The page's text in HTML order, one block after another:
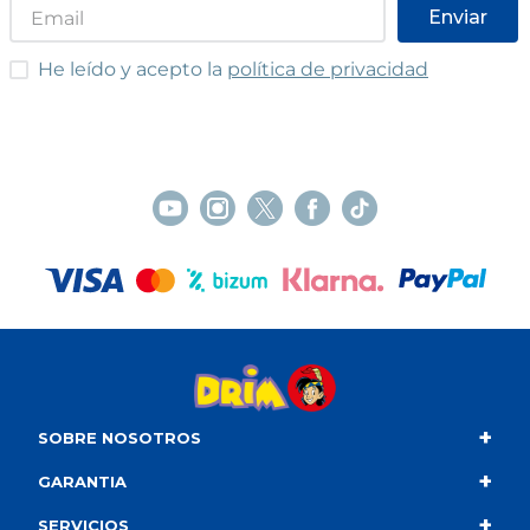
Enviar
He leído y acepto las condiciones
He leído y acepto la política de privacidad
SOBRE NOSOTROS +
Contacto
Quiénes somos
GARANTIA +
Condiciones de compra
SERVICIOS